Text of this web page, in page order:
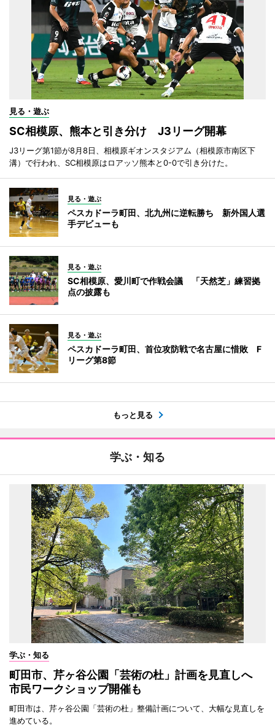
見る・遊ぶ
SC相模原、熊本と引き分け J3リーグ開幕
J3リーグ第1節が8月8日、相模原ギオンスタジアム（相模原市南区下
溝）で行われ、SC相模原はロアッソ熊本と0-0で引き分けた。
見る・遊ぶ
ペスカドーラ町田、北九州に逆転勝ち 新外国人選
手デビューも
見る・遊ぶ
SC相模原、愛川町で作戦会議 「天然芝」練習拠
点の披露も
見る・遊ぶ
ペスカドーラ町田、首位攻防戦で名古屋に惜敗 F
リーグ第8節
もっと見る
学ぶ・知る
学ぶ・知る
町田市、芹ヶ谷公園「芸術の杜」計画を見直しへ
市民ワークショップ開催も
町田市は、芹ヶ谷公園「芸術の杜」整備計画について、大幅な見直しを
進めている。